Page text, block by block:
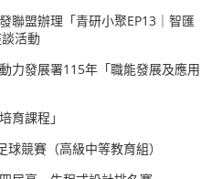
聯盟辦理「青研小聚EP13｜智匯
活動
力發展署115年「職能發展及應用
育課程」
競賽（高級中等教育組）